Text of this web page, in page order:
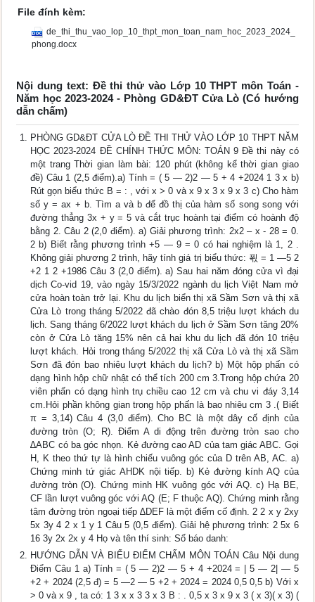
File đính kèm:
de_thi_thu_vao_lop_10_thpt_mon_toan_nam_hoc_2023_2024_
phong.docx
Nội dung text: Đề thi thử vào Lớp 10 THPT môn Toán -
Năm học 2023-2024 - Phòng GD&ĐT Cửa Lò (Có hướng
dẫn chấm)
PHÒNG GD&ĐT CỬA LÒ ĐỀ THI THỬ VÀO LỚP 10 THPT NĂM
HỌC 2023-2024 ĐỀ CHÍNH THỨC MÔN: TOÁN 9 Đề thi này có
một trang Thời gian làm bài: 120 phút (không kể thời gian giao
đề) Câu 1 (2,5 điểm).a) Tính = ( 5 ― 2)2 ― 5 + 4 +2024 1 3 x b)
Rút gọn biểu thức B = : , với x > 0 và x 9 x 3 x 9 x 3 c) Cho hàm
số y = ax + b. Tìm a và b để đồ thị của hàm số song song với
đường thẳng 3x + y = 5 và cắt trục hoành tại điểm có hoành độ
bằng 2. Câu 2 (2,0 điểm). a) Giải phương trình: 2x2 – x - 28 = 0.
2 b) Biết rằng phương trình +5 ― 9 = 0 có hai nghiệm là 1, 2 .
Không giải phương 2 trình, hãy tính giá trị biểu thức: 푃 = 1 ―5 2
+2 1 2 +1986 Câu 3 (2,0 điểm). a) Sau hai năm đóng cửa vì đại
dịch Co-vid 19, vào ngày 15/3/2022 ngành du lịch Việt Nam mở
cửa hoàn toàn trở lại. Khu du lịch biển thị xã Sầm Sơn và thị xã
Cửa Lò trong tháng 5/2022 đã chào đón 8,5 triệu lượt khách du
lịch. Sang tháng 6/2022 lượt khách du lịch ở Sầm Sơn tăng 20%
còn ở Cửa Lò tăng 15% nên cả hai khu du lịch đã đón 10 triệu
lượt khách. Hỏi trong tháng 5/2022 thị xã Cửa Lò và thị xã Sầm
Sơn đã đón bao nhiêu lượt khách du lịch? b) Một hộp phấn có
dạng hình hộp chữ nhật có thể tích 200 cm 3.Trong hộp chứa 20
viên phấn có dạng hình trụ chiều cao 12 cm và chu vi đáy 3,14
cm.Hỏi phần không gian trong hộp phấn là bao nhiêu cm 3 .( Biết
π = 3,14) Câu 4 (3,0 điểm). Cho BC là một dây cố định của
đường tròn (O; R). Điểm A di động trên đường tròn sao cho
∆ABC có ba góc nhọn. Kẻ đường cao AD của tam giác ABC. Gọi
H, K theo thứ tự là hình chiếu vuông góc của D trên AB, AC. a)
Chứng minh tứ giác AHDK nội tiếp. b) Kẻ đường kính AQ của
đường tròn (O). Chứng minh HK vuông góc với AQ. c) Hạ BE,
CF lần lượt vuông góc với AQ (E; F thuộc AQ). Chứng minh rằng
tâm đường tròn ngoại tiếp ∆DEF là một điểm cố định. 2 2 x y 2xy
5x 3y 4 2 x 1 y 1 Câu 5 (0,5 điểm). Giải hệ phương trình: 2 5x 6
16 3y 2x 2x y 4 Họ và tên thí sinh: Số báo danh:
HƯỚNG DẪN VÀ BIỂU ĐIỂM CHẤM MÔN TOÁN Câu Nội dung
Điểm Câu 1 a) Tính = ( 5 ― 2)2 ― 5 + 4 +2024 = | 5 ― 2| ― 5
+2 + 2024 (2,5 đ) = 5 ―2 ― 5 +2 + 2024 = 2024 0,5 0,5 b) Với x
> 0 và x 9 , ta có: 1 3 x x 3 3 x 3 B : . 0,5 x 3 x 9 x 3 ( x 3)( x 3) (